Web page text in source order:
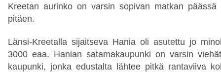
Kreetan aurinko on varsin sopivan matkan päässä
pitäen.
Länsi-Kreetalla sijaitseva Hania oli asutettu jo
3000 eaa. Hanian satamakaupunki on varsin
kaupunki, jonka edustalta lähtee pitkä rantaviiva